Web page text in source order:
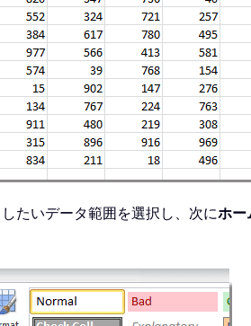
たいデータ範囲を選択し、次にホー